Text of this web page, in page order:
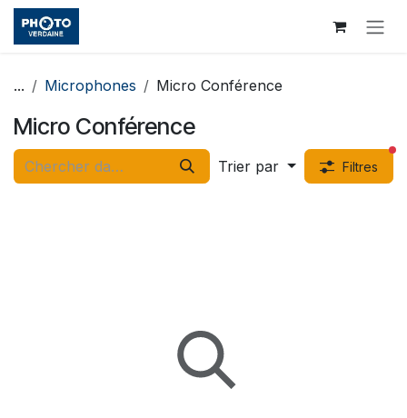
Se rendre au contenu
... Microphones Micro Conférence
Micro Conférence
Trier par Filtres